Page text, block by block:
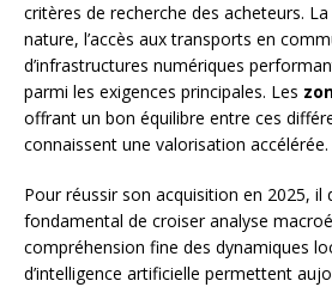
critères de recherche des acheteurs.
nature, l’accès aux transports en
d’infrastructures numériques
parmi les exigences principales. Les
offrant un bon équilibre entre ces
connaissent une valorisation accélérée.
Pour réussir son acquisition en 2025, il
fondamental de croiser analyse
compréhension fine des dynamiques
d’intelligence artificielle permettent